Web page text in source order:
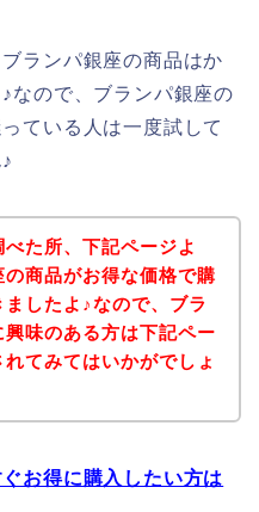
ランパ銀座の商品はか
なので、ブランパ銀座の
ている人は一度試して
た所、下記ページよ
の商品がお得な価格で購
したよ♪なので、ブラ
味のある方は下記ペー
てみてはいかがでしょ
お得に購入したい方は